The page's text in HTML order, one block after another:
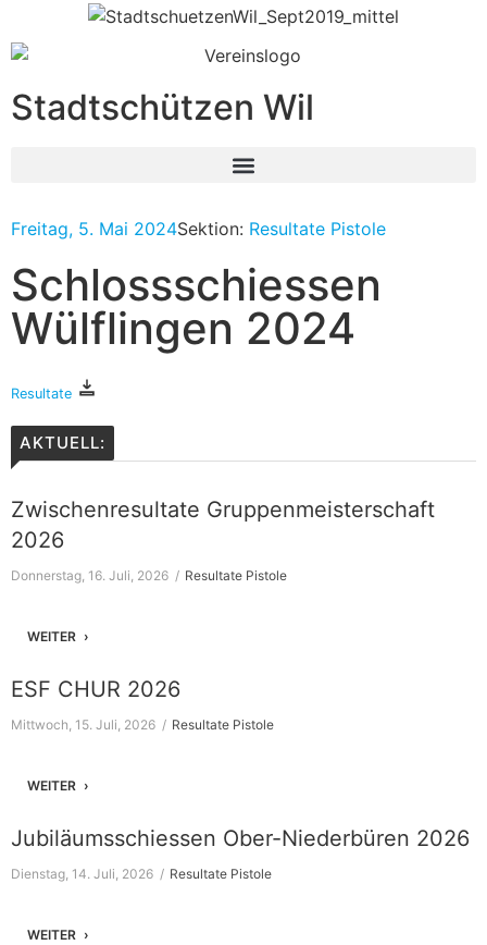
Stadtschützen Wil
Freitag, 5. Mai 2024Sektion: Resultate Pistole
Schlossschiessen
Wülflingen 2024
Resultate
AKTUELL:
Zwischenresultate Gruppenmeisterschaft
2026
Donnerstag, 16. Juli, 2026 Resultate Pistole
WEITER
ESF CHUR 2026
Mittwoch, 15. Juli, 2026 Resultate Pistole
WEITER
Jubiläumsschiessen Ober-Niederbüren 2026
Dienstag, 14. Juli, 2026 Resultate Pistole
WEITER